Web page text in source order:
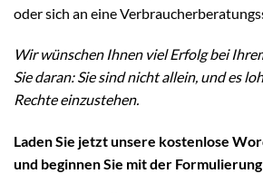
oder sich an eine
Wir wünschen Ihnen viel Erfolg bei
Sie daran: Sie sind nicht allein, und es
Rechte einzustehen.
Laden Sie jetzt unsere kostenlose
und beginnen Sie mit der